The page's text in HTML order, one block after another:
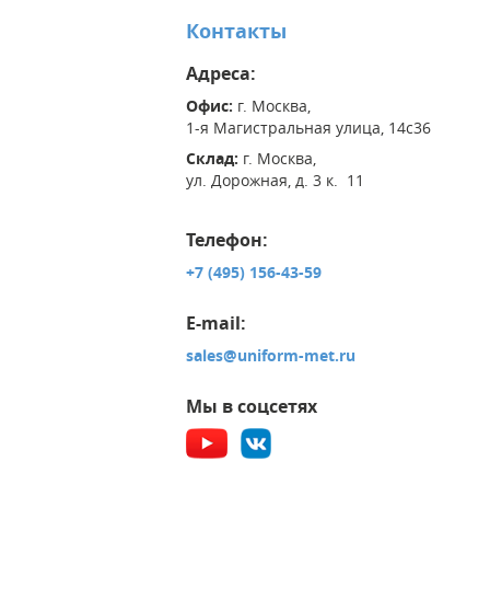
Контакты
Адреса:
Офис: г. Москва,
1-я Магистральная улица, 14с36
Склад: г. Москва,
ул. Дорожная, д. 3 к. 11
Телефон:
+7 (495) 156-43-59
E-mail:
sales@uniform-met.ru
Мы в соцсетях